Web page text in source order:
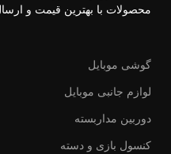
محصولات با بهترین قیمت و
گوشی موبایل
لوازم جانبی موبایل
دوربین مداربسته
کنسول بازی و دسته